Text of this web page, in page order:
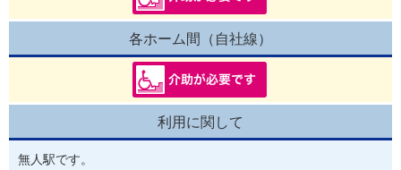
各ホーム間（自社線）
利用に関して
無人駅です。